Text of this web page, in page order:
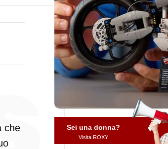
che
Sei una donna?
Visita ROXY